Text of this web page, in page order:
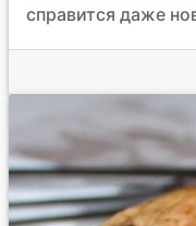
справится даже